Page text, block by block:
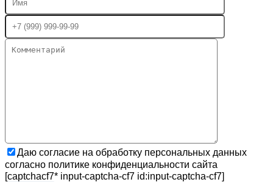
Даю согласие на обработку персональных данных
согласно политике конфиденциальности сайта
[captchacf7* input-captcha-cf7 id:input-captcha-cf7]